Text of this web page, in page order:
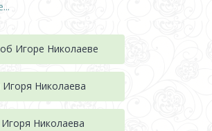
Игоре Николаеве
Николаева
Николаева